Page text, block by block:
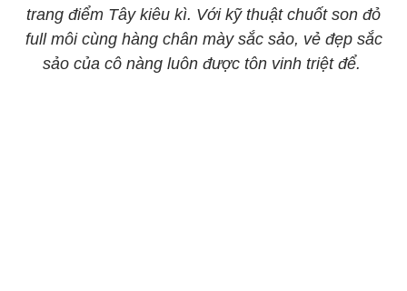
trang điểm Tây kiêu kì. Với kỹ thuật chuốt son đỏ
full môi cùng hàng chân mày sắc sảo, vẻ đẹp sắc
sảo của cô nàng luôn được tôn vinh triệt để.